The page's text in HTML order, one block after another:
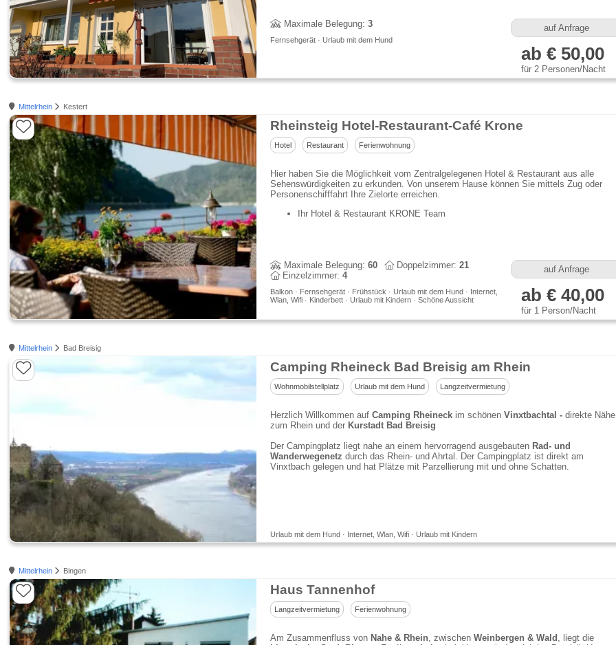
Maximale Belegung: 3
Fernsehgerät · Urlaub mit dem Hund
auf Anfrage
ab € 50,00
für 2 Personen/Nacht
Mittelrhein Kestert
Rheinsteig Hotel-Restaurant-Café Krone
Hotel Restaurant Ferienwohnung
Hier haben Sie die Möglichkeit vom Zentralgelegenen Hotel & Restaurant aus alle
Sehenswürdigkeiten zu erkunden. Von unserem Hause können Sie mittels Zug oder
Personenschifffahrt Ihre Zielorte erreichen.
Ihr Hotel & Restaurant KRONE Team
Maximale Belegung: 60 Doppelzimmer: 21
Einzelzimmer: 4
Balkon · Fernsehgerät · Frühstück · Urlaub mit dem Hund · Internet,
Wlan, Wifi · Kinderbett · Urlaub mit Kindern · Schöne Aussicht
auf Anfrage
ab € 40,00
für 1 Person/Nacht
Mittelrhein Bad Breisig
Camping Rheineck Bad Breisig am Rhein
Wohnmobilstellplatz Urlaub mit dem Hund Langzeitvermietung
Herzlich Willkommen auf Camping Rheineckim schönen Vinxtbachtal - direkte Nähe
zum Rhein und der Kurstadt Bad Breisig
Der Campingplatz liegt nahe an einem hervorragend ausgebauten Rad- und
Wanderwegenetz durch das Rhein- und Ahrtal. Der Campingplatz ist direkt am
Vinxtbach gelegen und hat Plätze mit Parzellierung mit und ohne Schatten.
Urlaub mit dem Hund · Internet, Wlan, Wifi · Urlaub mit Kindern
Mittelrhein Bingen
Haus Tannenhof
Langzeitvermietung Ferienwohnung
Am Zusammenfluss von Nahe & Rhein, zwischen Weinbergen & Wald , liegt die